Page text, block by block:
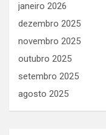
janeiro 2026
dezembro 2025
novembro 2025
outubro 2025
setembro 2025
agosto 2025